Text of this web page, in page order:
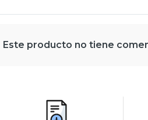
Este producto no tiene